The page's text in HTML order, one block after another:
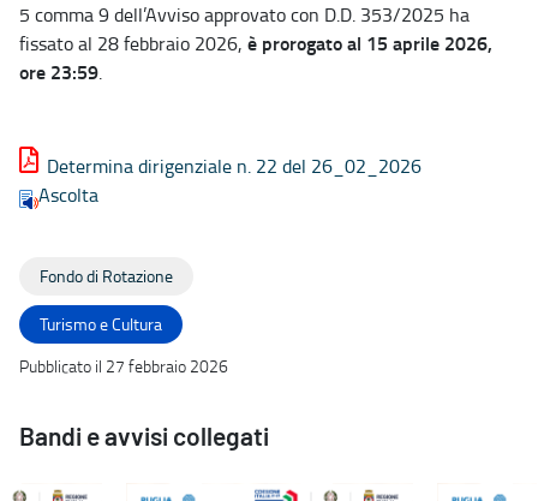
5 comma 9 dell’Avviso approvato con D.D. 353/2025 ha
fissato al 28 febbraio 2026, è prorogato al 15 aprile 2026,
ore 23:59.
Determina dirigenziale n. 22 del 26_02_2026
Ascolta
Fondo di Rotazione
Turismo e Cultura
Pubblicato il 27 febbraio 2026
Bandi e avvisi collegati